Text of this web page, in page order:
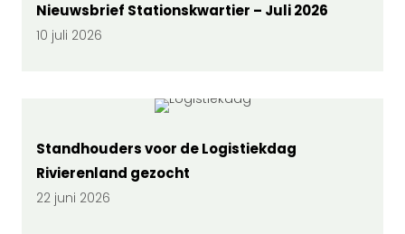
Nieuwsbrief Stationskwartier – Juli 2026
10 juli 2026
Standhouders voor de Logistiekdag
Rivierenland gezocht
22 juni 2026